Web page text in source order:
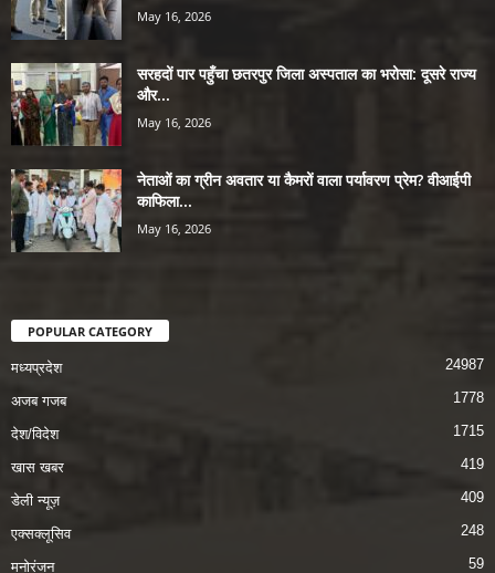
May 16, 2026
सरहदों पार पहुँचा छतरपुर जिला अस्पताल का भरोसा: दूसरे राज्य
और...
May 16, 2026
नेताओं का ग्रीन अवतार या कैमरों वाला पर्यावरण प्रेम? वीआईपी
काफिला...
May 16, 2026
POPULAR CATEGORY
मध्यप्रदेश 24987
अजब गजब 1778
देश/विदेश 1715
खास खबर 419
डेली न्यूज़ 409
एक्सक्लूसिव 248
मनोरंजन 59